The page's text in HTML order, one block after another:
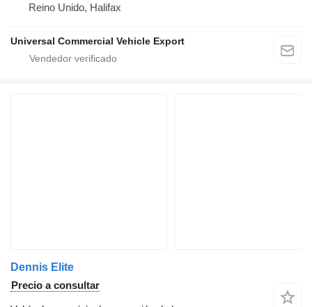
Reino Unido, Halifax
Universal Commercial Vehicle Export
Dennis Elite
Precio a consultar